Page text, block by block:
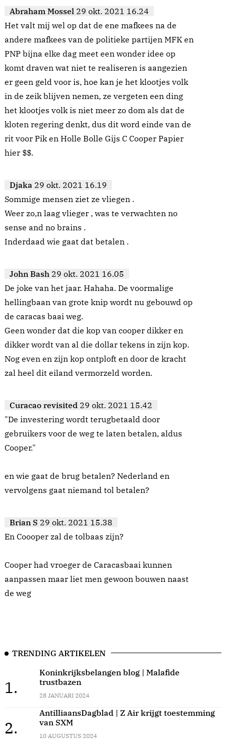
Abraham Mossel 29 okt. 2021 16.24
Het valt mij wel op dat de ene mafkees na de
andere mafkees van de politieke partijen MFK en
PNP bijna elke dag meet een wonder idee op
komt draven wat niet te realiseren is aangezien
er geen geld voor is, hoe kan je het klootjes volk
in de zeik blijven nemen, ze vergeten een ding
het klootjes volk is niet meer zo dom als dat de
kloten regering denkt, dus dit word einde van de
rit voor Pik en Holle Bolle Gijs C Cooper Papier
hier $$.
Djaka 29 okt. 2021 16.19
Sommige mensen ziet ze vliegen .
Weer zo,n laag vlieger , was te verwachten no
sense and no brains .
Inderdaad wie gaat dat betalen .
John Bash 29 okt. 2021 16.05
De joke van het jaar. Hahaha. De voormalige
hellingbaan van grote knip wordt nu gebouwd op
de caracas baai weg.
Geen wonder dat die kop van cooper dikker en
dikker wordt van al die dollar tekens in zijn kop.
Nog even en zijn kop ontploft en door de kracht
zal heel dit eiland vermorzeld worden.
Curacao revisited 29 okt. 2021 15.42
"De investering wordt terugbetaald door
gebruikers voor de weg te laten betalen, aldus
Cooper."
en wie gaat de brug betalen? Nederland en
vervolgens gaat niemand tol betalen?
Brian S 29 okt. 2021 15.38
En Coooper zal de tolbaas zijn?
Cooper had vroeger de Caracasbaai kunnen
aanpassen maar liet men gewoon bouwen naast
de weg
TRENDING ARTIKELEN
1.
Koninkrijksbelangen blog | Malafide
trustbazen
28 JANUARI 2024
2.
AntilliaansDagblad | Z Air krijgt toestemming
van SXM
10 AUGUSTUS 2024